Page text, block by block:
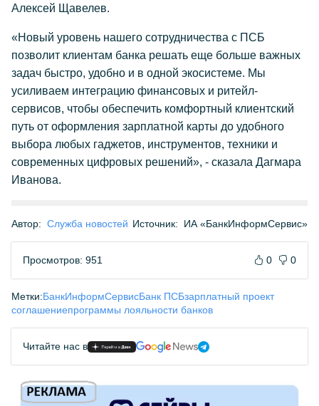
Алексей Щавелев.
«Новый уровень нашего сотрудничества с ПСБ
позволит клиентам банка решать еще больше важных
задач быстро, удобно и в одной экосистеме. Мы
усиливаем интеграцию финансовых и ритейл-
сервисов, чтобы обеспечить комфортный клиентский
путь от оформления зарплатной карты до удобного
выбора любых гаджетов, инструментов, техники и
современных цифровых решений», - сказала Дагмара
Иванова.
Автор: Служба новостей Источник: ИА «БанкИнформСервис»
Просмотров: 951 0 0
Метки:БанкИнформСервисБанк ПСБзарплатный проект
соглашениепрограммы лояльности банков
Читайте нас в